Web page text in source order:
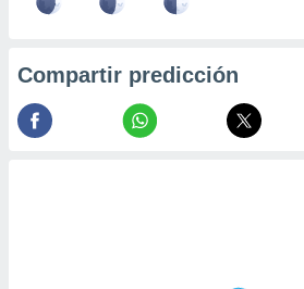
Compartir predicción